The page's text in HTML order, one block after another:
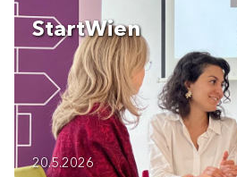
StartWien
20.5.2026